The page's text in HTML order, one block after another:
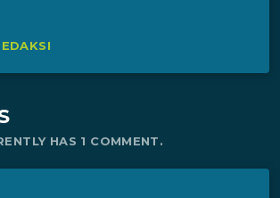
HAS 1 COMMENT.